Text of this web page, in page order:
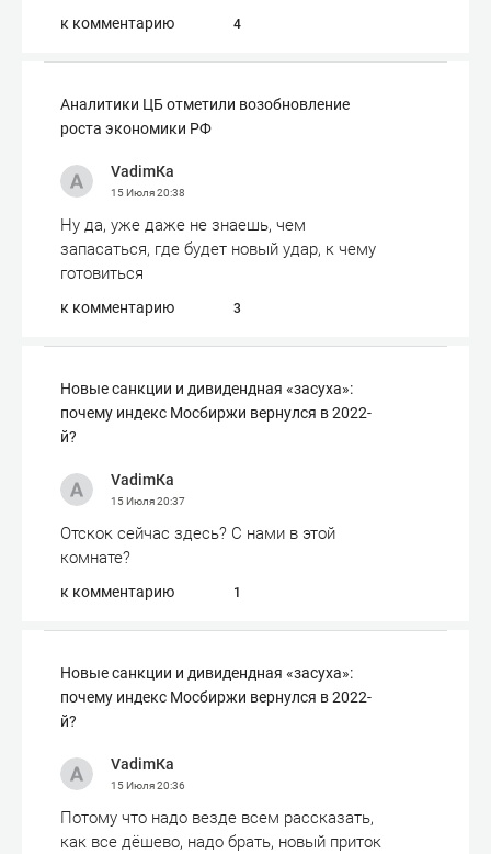
к комментарию 4
Аналитики ЦБ отметили возобновление
роста экономики РФ
VadimКа
15 Июля20:38
Ну да, уже даже не знаешь, чем
запасаться, где будет новый удар, к чему
готовиться
к комментарию 3
Новые санкции и дивидендная «засуха»:
почему индекс Мосбиржи вернулся в 2022-
й?
VadimКа
15 Июля20:37
Отскок сейчас здесь? С нами в этой
комнате?
к комментарию 1
Новые санкции и дивидендная «засуха»:
почему индекс Мосбиржи вернулся в 2022-
й?
VadimКа
15 Июля20:36
Потому что надо везде всем рассказать,
как все дёшево, надо брать, новый приток